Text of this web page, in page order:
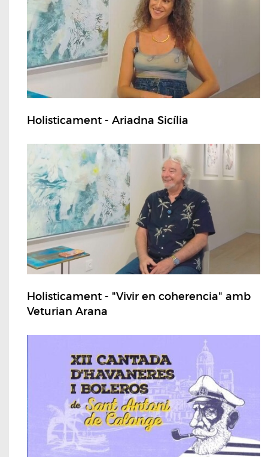
Holisticament - Ariadna Sicília
Holisticament - "Vivir en coherencia" amb
Veturian Arana